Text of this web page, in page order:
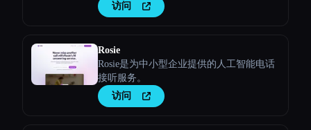
访问
Rosie
Rosie是为中小型企业提供的人工智能电话
接听服务。
访问